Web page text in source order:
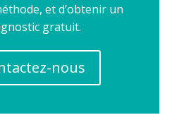
et d’obtenir un
gratuit.
nous